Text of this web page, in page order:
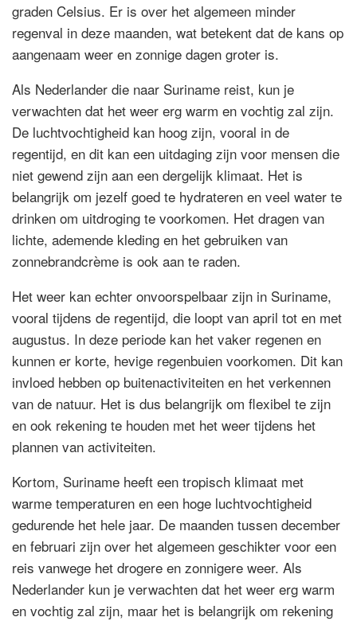
graden Celsius. Er is over het algemeen minder
regenval in deze maanden, wat betekent dat de kans op
aangenaam weer en zonnige dagen groter is.
Als Nederlander die naar Suriname reist, kun je
verwachten dat het weer erg warm en vochtig zal zijn.
De luchtvochtigheid kan hoog zijn, vooral in de
regentijd, en dit kan een uitdaging zijn voor mensen die
niet gewend zijn aan een dergelijk klimaat. Het is
belangrijk om jezelf goed te hydrateren en veel water te
drinken om uitdroging te voorkomen. Het dragen van
lichte, ademende kleding en het gebruiken van
zonnebrandcrème is ook aan te raden.
Het weer kan echter onvoorspelbaar zijn in Suriname,
vooral tijdens de regentijd, die loopt van april tot en met
augustus. In deze periode kan het vaker regenen en
kunnen er korte, hevige regenbuien voorkomen. Dit kan
invloed hebben op buitenactiviteiten en het verkennen
van de natuur. Het is dus belangrijk om flexibel te zijn
en ook rekening te houden met het weer tijdens het
plannen van activiteiten.
Kortom, Suriname heeft een tropisch klimaat met
warme temperaturen en een hoge luchtvochtigheid
gedurende het hele jaar. De maanden tussen december
en februari zijn over het algemeen geschikter voor een
reis vanwege het drogere en zonnigere weer. Als
Nederlander kun je verwachten dat het weer erg warm
en vochtig zal zijn, maar het is belangrijk om rekening